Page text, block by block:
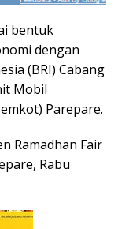
bentuk
dengan
(BRI) Cabang
Mobil
Parepare.
Ramadhan Fair
Rabu